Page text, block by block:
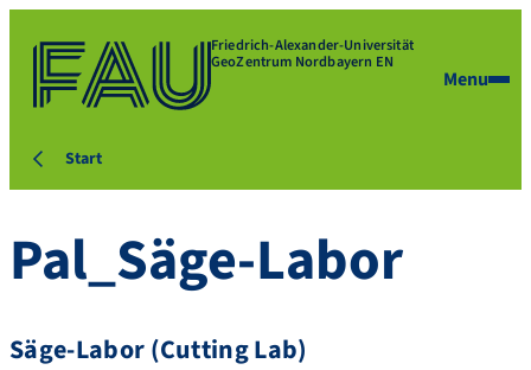
Friedrich-Alexander-Universität
GeoZentrum Nordbayern EN
Menu
Start
Pal_Säge-Labor
Säge-Labor (Cutting Lab)